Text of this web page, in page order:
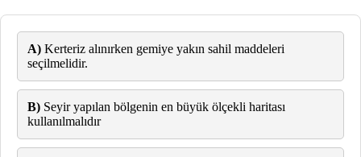
A) Kerteriz alınırken gemiye yakın sahil maddeleri
seçilmelidir.
B) Seyir yapılan bölgenin en büyük ölçekli haritası
kullanılmalıdır